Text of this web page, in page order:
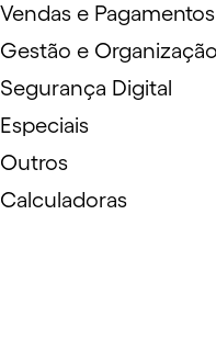
Vendas e Pagamentos
Gestão e
Segurança Digital
Especiais
Outros
Calculadoras